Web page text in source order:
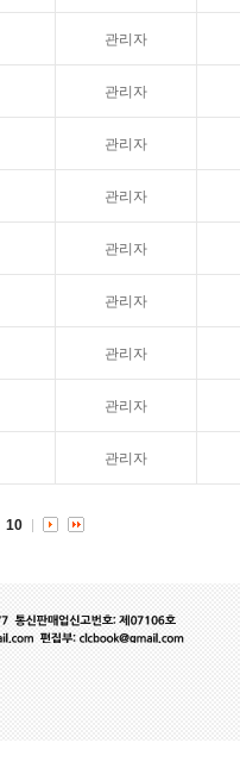
관리자
관리자
관리자
관리자
관리자
관리자
관리자
관리자
관리자
10